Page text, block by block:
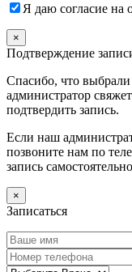
Я даю согласие на
×
Подтверждение
Спасибо, что
администратор
подтвердить запись.
Если наш
позвоните нам по
запись
×
Записаться